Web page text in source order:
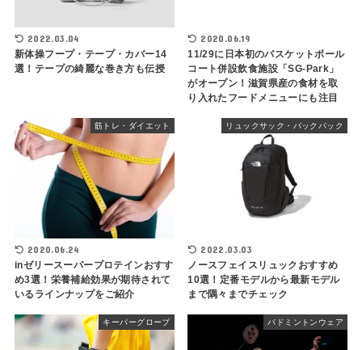
2022.03.04
新体操フープ・テープ・カバー14
選！テープの綺麗な巻き方も伝授
2020.06.19
11/29に日本初のバスケットボール
コート併設飲食施設「SG-Park」
がオープン！滋賀県産の食材を取
り入れたフードメニューにも注目
筋トレ・ダイエット
2020.06.24
inゼリースーパープロテインおすす
め3選！栄養補給効果が期待されて
いるラインナップをご紹介
リュックサック・バックパック
2022.03.03
ノースフェイスリュックおすすめ
10選！定番モデルから最新モデル
まで隅々までチェック
キーパーグローブ バドミントンウェア